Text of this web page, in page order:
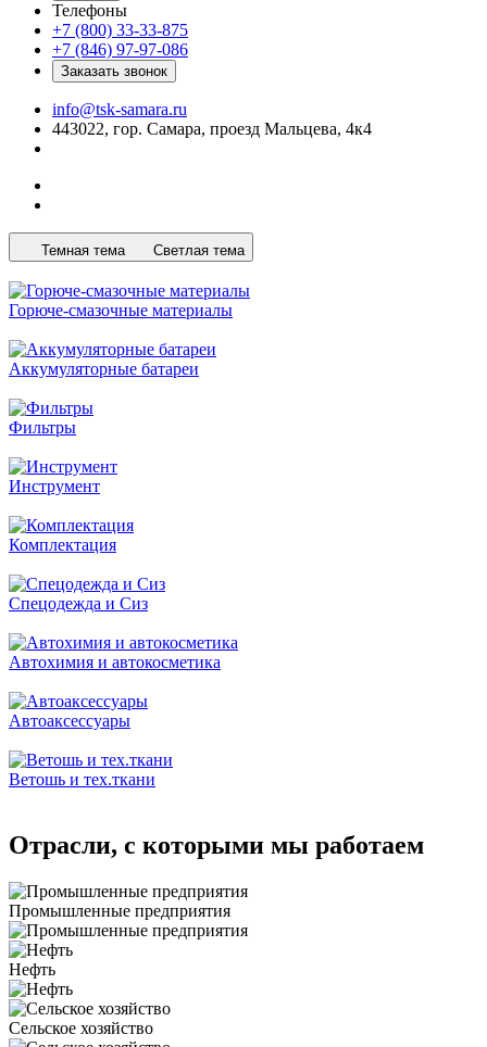
Телефоны
+7 (800) 33-33-875
+7 (846) 97-97-086
Заказать звонок
info@tsk-samara.ru
443022, гор. Самара, проезд Мальцева, 4к4
Темная тема Светлая тема
Горюче-смазочные материалы
Аккумуляторные батареи
Фильтры
Инструмент
Комплектация
Спецодежда и Сиз
Автохимия и автокосметика
Автоаксессуары
Ветошь и тех.ткани
Отрасли, с которыми мы работаем
Промышленные предприятия
Нефть
Сельское хозяйство